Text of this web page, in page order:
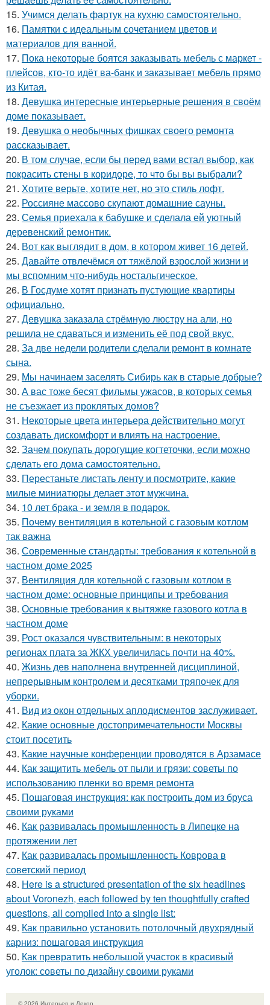
15. Учимся делать фартук на кухню самостоятельно.
16. Памятки с идеальным сочетанием цветов и
материалов для ванной.
17. Пока некоторые боятся заказывать мебель с маркет -
плейсов, кто-то идёт ва-банк и заказывает мебель прямо
из Китая.
18. Девушка интересные интерьерные решения в своём
доме показывает.
19. Девушка о необычных фишках своего ремонта
рассказывает.
20. В том случае, если бы перед вами встал выбор, как
покрасить стены в коридоре, то что бы вы выбрали?
21. Хотите верьте, хотите нет, но это стиль лофт.
22. Россияне массово скупают домашние сауны.
23. Семья приехала к бабушке и сделала ей уютный
деревенский ремонтик.
24. Вот как выглядит в дом, в котором живет 16 детей.
25. Давайте отвлечёмся от тяжёлой взрослой жизни и
мы вспомним что-нибудь ностальгическое.
26. В Госдуме хотят признать пустующие квартиры
официально.
27. Девушка заказала стрёмную люстру на али, но
решила не сдаваться и изменить её под свой вкус.
28. За две недели родители сделали ремонт в комнате
сына.
29. Мы начинаем заселять Сибирь как в старые добрые?
30. А вас тоже бесят фильмы ужасов, в которых семья
не съезжает из проклятых домов?
31. Некоторые цвета интерьера действительно могут
создавать дискомфорт и влиять на настроение.
32. Зачем покупать дорогущие когтеточки, если можно
сделать его дома самостоятельно.
33. Перестаньте листать ленту и посмотрите, какие
милые миниатюры делает этот мужчина.
34. 10 лет брака - и земля в подарок.
35. Почему вентиляция в котельной с газовым котлом
так важна
36. Современные стандарты: требования к котельной в
частном доме 2025
37. Вентиляция для котельной с газовым котлом в
частном доме: основные принципы и требования
38. Основные требования к вытяжке газового котла в
частном доме
39. Рост оказался чувствительным: в некоторых
регионах плата за ЖКХ увеличилась почти на 40%.
40. Жизнь дев наполнена внутренней дисциплиной,
непрерывным контролем и десятками тряпочек для
уборки.
41. Вид из окон отдельных аплодисментов заслуживает.
42. Какие основные достопримечательности Москвы
стоит посетить
43. Какие научные конференции проводятся в Арзамасе
44. Как защитить мебель от пыли и грязи: советы по
использованию пленки во время ремонта
45. Пошаговая инструкция: как построить дом из бруса
своими руками
46. Как развивалась промышленность в Липецке на
протяжении лет
47. Как развивалась промышленность Коврова в
советский период
48. Here is a structured presentation of the six headlines
about Voronezh, each followed by ten thoughtfully crafted
questions, all compiled into a single list:
49. Как правильно установить потолочный двухрядный
карниз: пошаговая инструкция
50. Как превратить небольшой участок в красивый
уголок: советы по дизайну своими руками
© 2026 Интерьер и Декор